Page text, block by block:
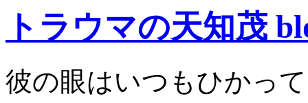
トラウマの天知茂
彼の眼はいつもひかっ